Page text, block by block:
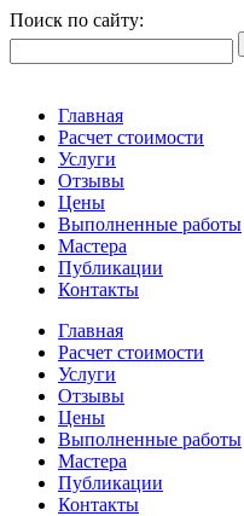
Поиск по сайту:
Главная
Расчет стоимости
Услуги
Отзывы
Цены
Выполненные работы
Мастера
Публикации
Контакты
Главная
Расчет стоимости
Услуги
Отзывы
Цены
Выполненные работы
Мастера
Публикации
Контакты